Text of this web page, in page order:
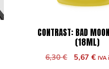
CONTRAST: BAD
(18ML)
6,30€
El
5,67 €ElIVA